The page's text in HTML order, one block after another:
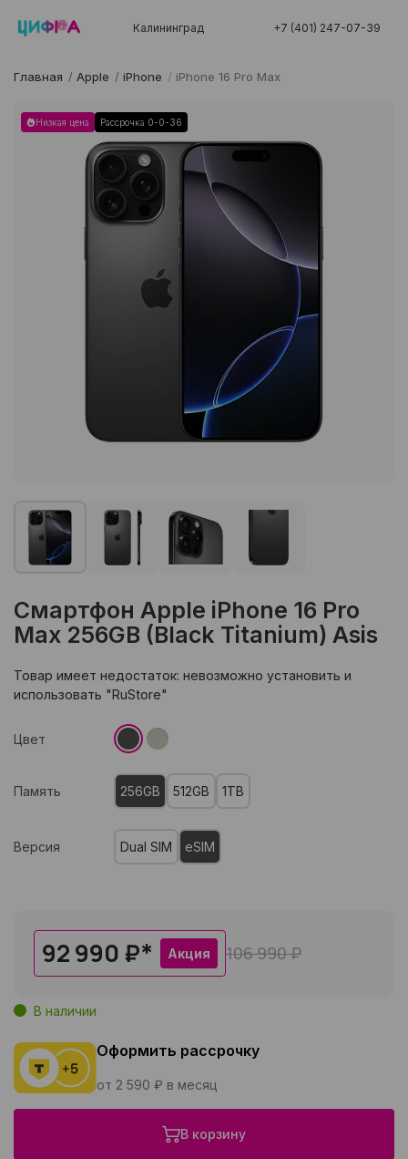
Калининград +7 (401) 247-07-39
Главная / Apple / iPhone / iPhone 16 Pro Max
Низкая цена Рассрочка 0-0-36
Смартфон Apple iPhone 16 Pro
Max 256GB (Black Titanium) Asis
Товар имеет недостаток: невозможно установить и
использовать "RuStore"
Цвет
Память 256GB 512GB 1TB
Версия Dual SIM eSIM
92 990 ₽* Акция 106 990 ₽
В наличии
Оформить рассрочку
от 2 590 ₽ в месяц
В корзину